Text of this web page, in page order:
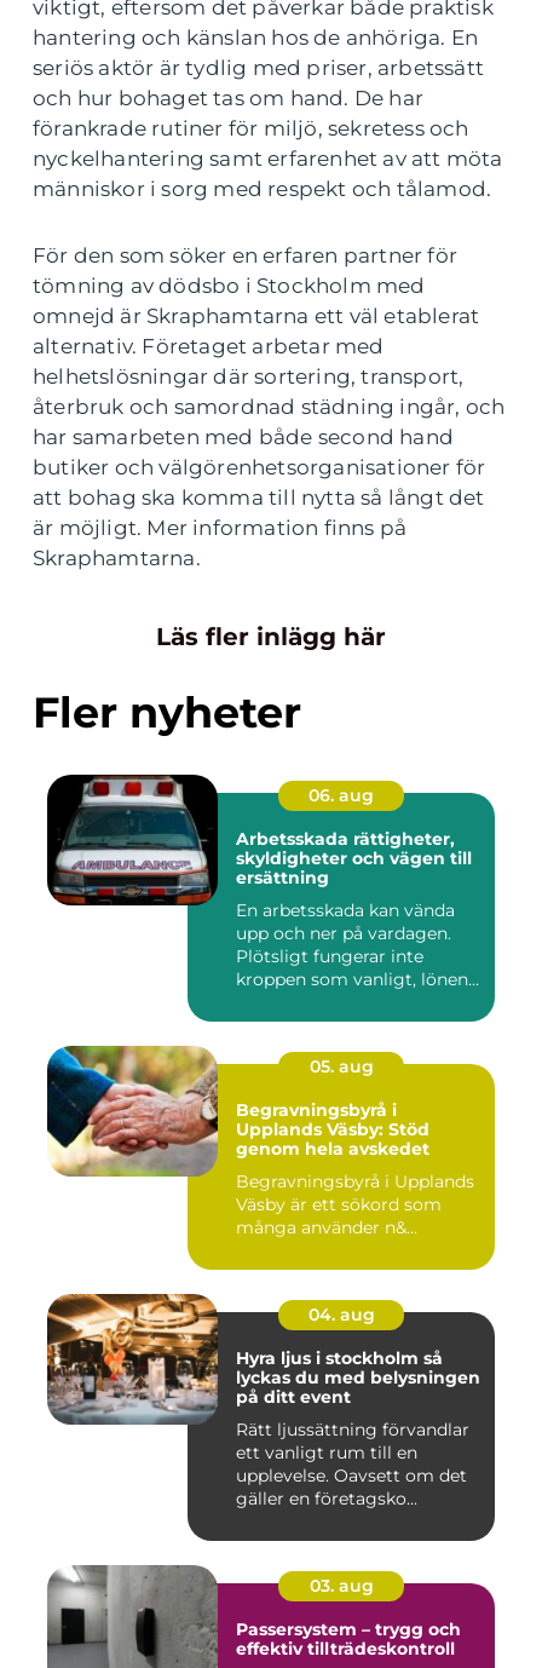
viktigt, eftersom det påverkar både praktisk
hantering och känslan hos de anhöriga. En
seriös aktör är tydlig med priser, arbetssätt
och hur bohaget tas om hand. De har
förankrade rutiner för miljö, sekretess och
nyckelhantering samt erfarenhet av att möta
människor i sorg med respekt och tålamod.
För den som söker en erfaren partner för
tömning av dödsbo i Stockholm med
omnejd är Skraphamtarna ett väl etablerat
alternativ. Företaget arbetar med
helhetslösningar där sortering, transport,
återbruk och samordnad städning ingår, och
har samarbeten med både second hand
butiker och välgörenhetsorganisationer för
att bohag ska komma till nytta så långt det
är möjligt. Mer information finns på
Skraphamtarna.
Läs fler inlägg här
Fler nyheter
06. aug
Arbetsskada rättigheter,
skyldigheter och vägen till
ersättning
En arbetsskada kan vända
upp och ner på vardagen.
Plötsligt fungerar inte
kroppen som vanligt, lönen...
05. aug
Begravningsbyrå i
Upplands Väsby: Stöd
genom hela avskedet
Begravningsbyrå i Upplands
Väsby är ett sökord som
många använder n&...
04. aug
Hyra ljus i stockholm så
lyckas du med belysningen
på ditt event
Rätt ljussättning förvandlar
ett vanligt rum till en
upplevelse. Oavsett om det
gäller en företagsko...
03. aug
Passersystem – trygg och
effektiv tillträdeskontroll